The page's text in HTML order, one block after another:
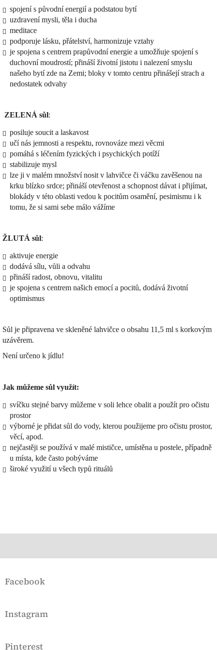
spojení s původní energií a podstatou bytí
uzdravení mysli, těla i ducha
meditace
podporuje lásku, přátelství, harmonizuje vztahy
je spojena s centrem prapůvodní energie a umožňuje spojení s
duchovní moudrostí; přináší životní jistotu i nalezení smyslu
našeho bytí zde na Zemi; bloky v tomto centru přinášejí strach a
nedostatek odvahy
ZELENÁ sůl:
posiluje soucit a laskavost
učí nás jemnosti a respektu, rovnováze mezi věcmi
pomáhá s léčením fyzických i psychických potíží
stabilizuje mysl
lze ji v malém množství nosit v lahvičce či váčku zavěšenou na
krku blízko srdce; přináší otevřenost a schopnost dávat i přijímat,
blokády v této oblasti vedou k pocitům osamění, pesimismu i k
tomu, že si sami sebe málo vážíme
ŽLUTÁ sůl:
aktivuje energie
dodává sílu, vůli a odvahu
přináší radost, obnovu, vitalitu
je spojena s centrem našich emocí a pocitů, dodává životní
optimismus
Sůl je připravena ve skleněné lahvičce o obsahu 11,5 ml s korkovým
uzávěrem.
Není určeno k jídlu!
Jak můžeme sůl využít:
svíčku stejné barvy můžeme v soli lehce obalit a použít pro očistu
prostor
výborné je přidat sůl do vody, kterou použijeme pro očistu prostor,
věcí, apod.
nejčastěji se používá v malé mističce, umístěna u postele, případně
u místa, kde často pobýváme
široké využití u všech typů rituálů
Z
pFacebook
Instagram
Pinterest